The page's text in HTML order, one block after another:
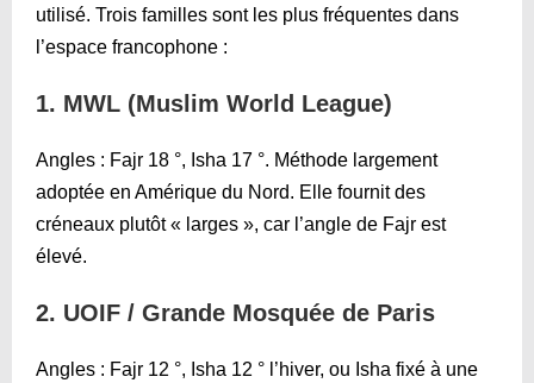
utilisé. Trois familles sont les plus fréquentes dans
l’espace francophone :
1. MWL (Muslim World League)
Angles : Fajr 18 °, Isha 17 °. Méthode largement
adoptée en Amérique du Nord. Elle fournit des
créneaux plutôt « larges », car l’angle de Fajr est
élevé.
2. UOIF / Grande Mosquée de Paris
Angles : Fajr 12 °, Isha 12 ° l’hiver, ou Isha fixé à une